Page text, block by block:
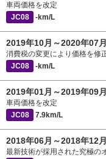
車両価格を改定
JC08
-km/L
2019年10月～2020年07
消費税の変更により価格を修
JC08
-km/L
2019年01月～2019年09
車両価格を改定
JC08
7.9km/L
2018年06月～2018年12
最新技術が採用された究極の